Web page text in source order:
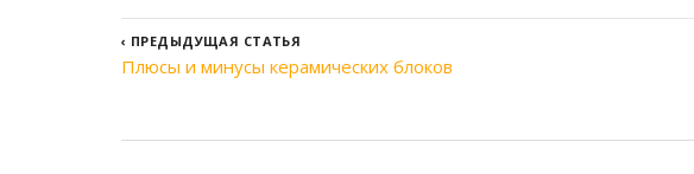
‹ ПРЕДЫДУЩАЯ СТАТЬЯ
Плюсы и минусы керамических блоков